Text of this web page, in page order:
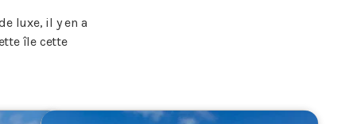
luxe, il y en a
île cette